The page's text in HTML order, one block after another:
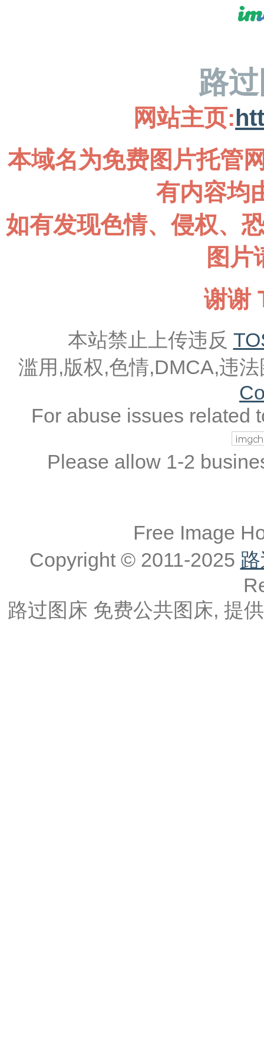
路
网站主页:
本域名为免费图片托管
有内容均
如有发现色情、侵权、
图片
谢谢
本站禁止上传违反
滥用,版权,色情,DMCA,违
For abuse issues related
Please allow 1-2
Free Image
Copyright © 2011-2025
路过图床 免费公共图床, 提